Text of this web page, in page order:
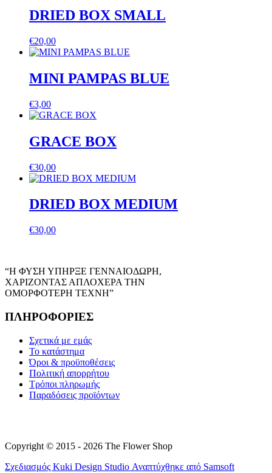
DRIED BOX SMALL
€20,00
MINI PAMPAS BLUE
€3,00
GRACE BOX
€30,00
DRIED BOX MEDIUM
€30,00
“Η ΦΥΣΗ ΥΠΗΡΞΕ ΓΕΝΝΑΙΟΔΩΡΗ,
ΧΑΡΙΖΟΝΤΑΣ ΑΠΛΟΧΕΡΑ ΤΗΝ
ΟΜΟΡΦΟΤΕΡΗ ΤΕΧΝΗ”
ΠΛΗΡΟΦΟΡΙΕΣ
Σχετικά με εμάς
Το κατάστημα
Όροι & προϋποθέσεις
Πολιτική απορρήτου
Τρόποι πληρωμής
Παραδόσεις προϊόντων
Copyright © 2015 - 2026 The Flower Shop
Σχεδιασμός Kuki Design Studio Αναπτύχθηκε από Samsoft